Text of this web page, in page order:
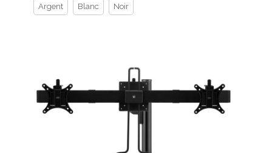
Argent Blanc Noir